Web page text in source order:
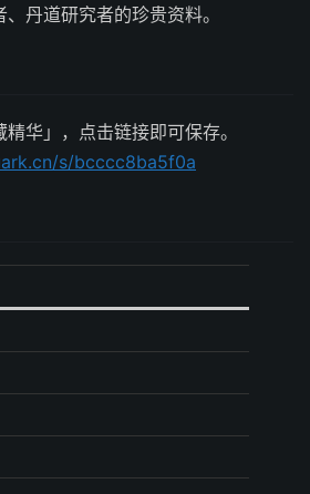
丹道研究者的珍贵资料。
华」，点击链接即可保存。
s/bcccc8ba5f0a